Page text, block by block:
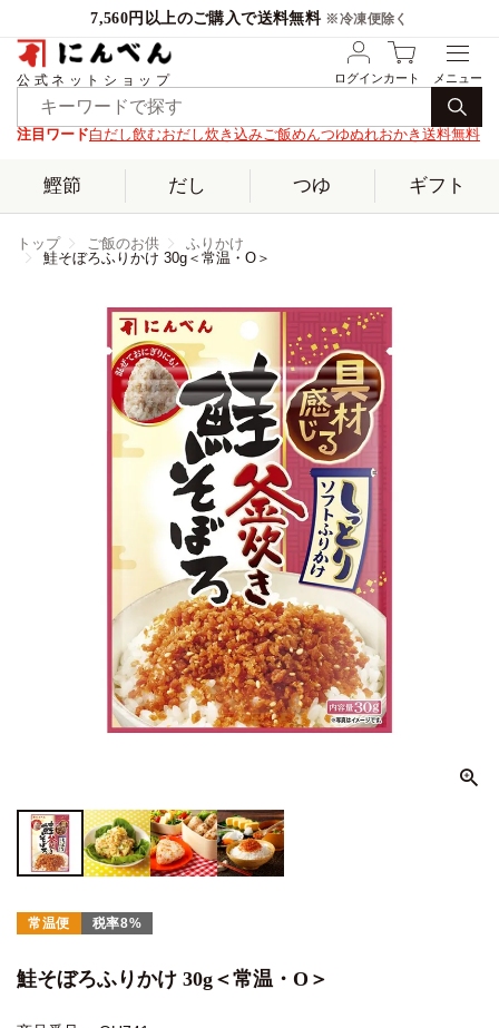
7,560円以上のご購入で送料無料 ※冷凍便除く
公式ネットショップ ログインカート
注目ワード白だし飲むおだし炊き込みご飯めんつゆぬれおかき 送料無料
鰹節 だし つゆ ギフト
トップ ご飯のお供
ふりかけ
鮭そぼろふりかけ 30g＜常温・O＞
常温便 税率8%
鮭そぼろふりかけ 30g＜常温・O＞